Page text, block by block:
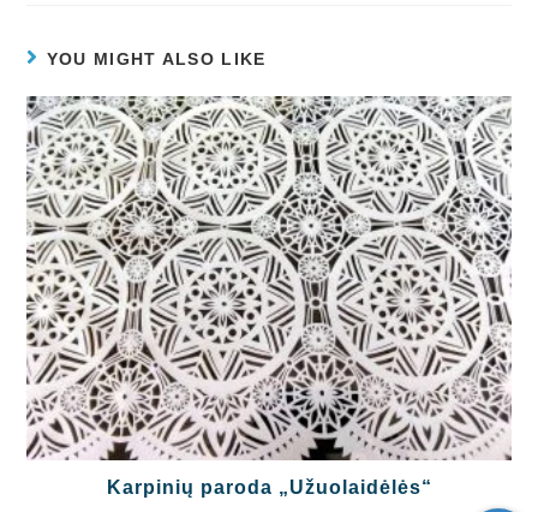
YOU MIGHT ALSO LIKE
Karpinių paroda „Užuolaidėlės“